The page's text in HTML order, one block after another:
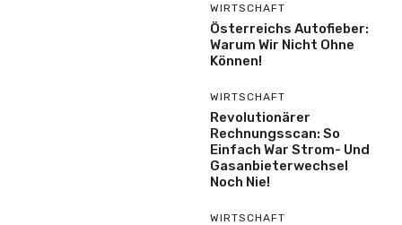
WIRTSCHAFT
Österreichs Autofieber:
Warum Wir Nicht Ohne
Können!
WIRTSCHAFT
Revolutionärer
Rechnungsscan: So
Einfach War Strom- Und
Gasanbieterwechsel
Noch Nie!
WIRTSCHAFT